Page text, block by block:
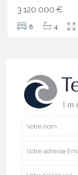
3 120 000 €
8 4